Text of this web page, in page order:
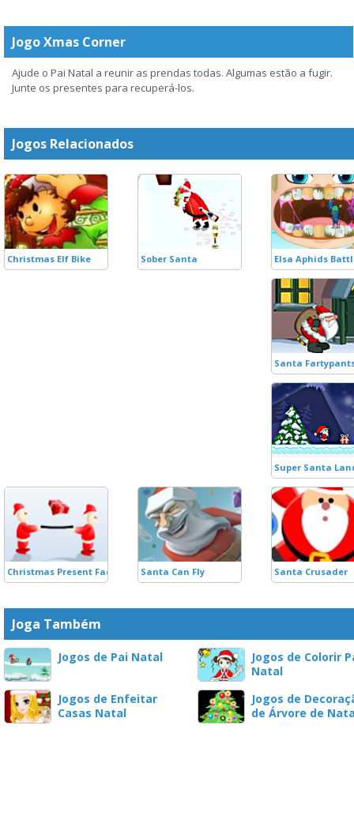
Jogo Xmas Corner
Ajude o Pai Natal a reunir as prendas todas. Algumas estão a fugir.
Junte os presentes para recuperá-los.
Jogos Relacionados
Christmas Elf Bike Sober Santa Elsa Aphids
Santa
Super Santa
Christmas Present Factory Santa Can Fly Santa Crusader
Joga Também
Jogos de Pai Natal
Jogos de Colorir
Natal
Jogos de Enfeitar
Casas Natal
Jogos de
de Árvore de